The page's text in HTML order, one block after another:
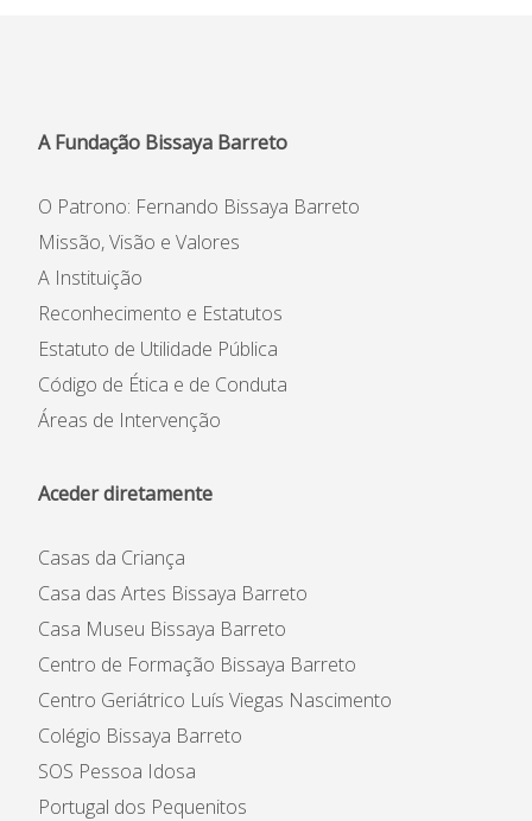
A Fundação Bissaya Barreto
O Patrono: Fernando Bissaya Barreto
Missão, Visão e Valores
A Instituição
Reconhecimento e Estatutos
Estatuto de Utilidade Pública
Código de Ética e de Conduta
Áreas de Intervenção
Aceder diretamente
Casas da Criança
Casa das Artes Bissaya Barreto
Casa Museu Bissaya Barreto
Centro de Formação Bissaya Barreto
Centro Geriátrico Luís Viegas Nascimento
Colégio Bissaya Barreto
SOS Pessoa Idosa
Portugal dos Pequenitos